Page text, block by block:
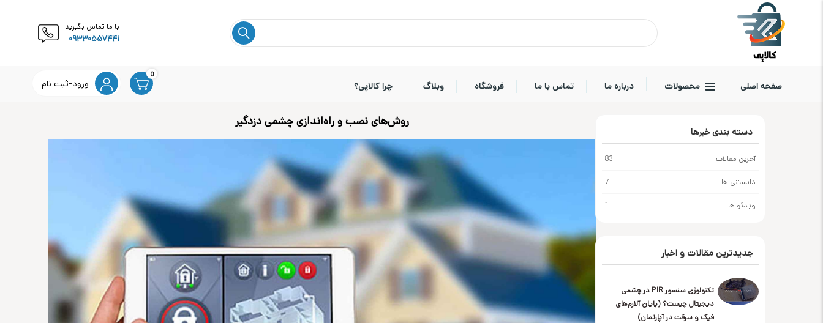
با ما تماس بگیرید
09330557441
صفحه اصلی محصولات درباره ما تماس با ما فروشگاه وبلاگ چرا کالاپی؟ ورود-ثبت نام
0
روش‌های نصب و راه‌اندازی چشمی دزدگیر
دسته بندی خبرها
آخرین مقالات 83
دانستنی ها 7
ویدئو ها 1
جدیدترین مقالات و اخبار
تکنولوژی سنسور PIR در چشمی
دیجیتال چیست؟ (پایان آلارم‌های
فیک و سرقت در آپارتمان)